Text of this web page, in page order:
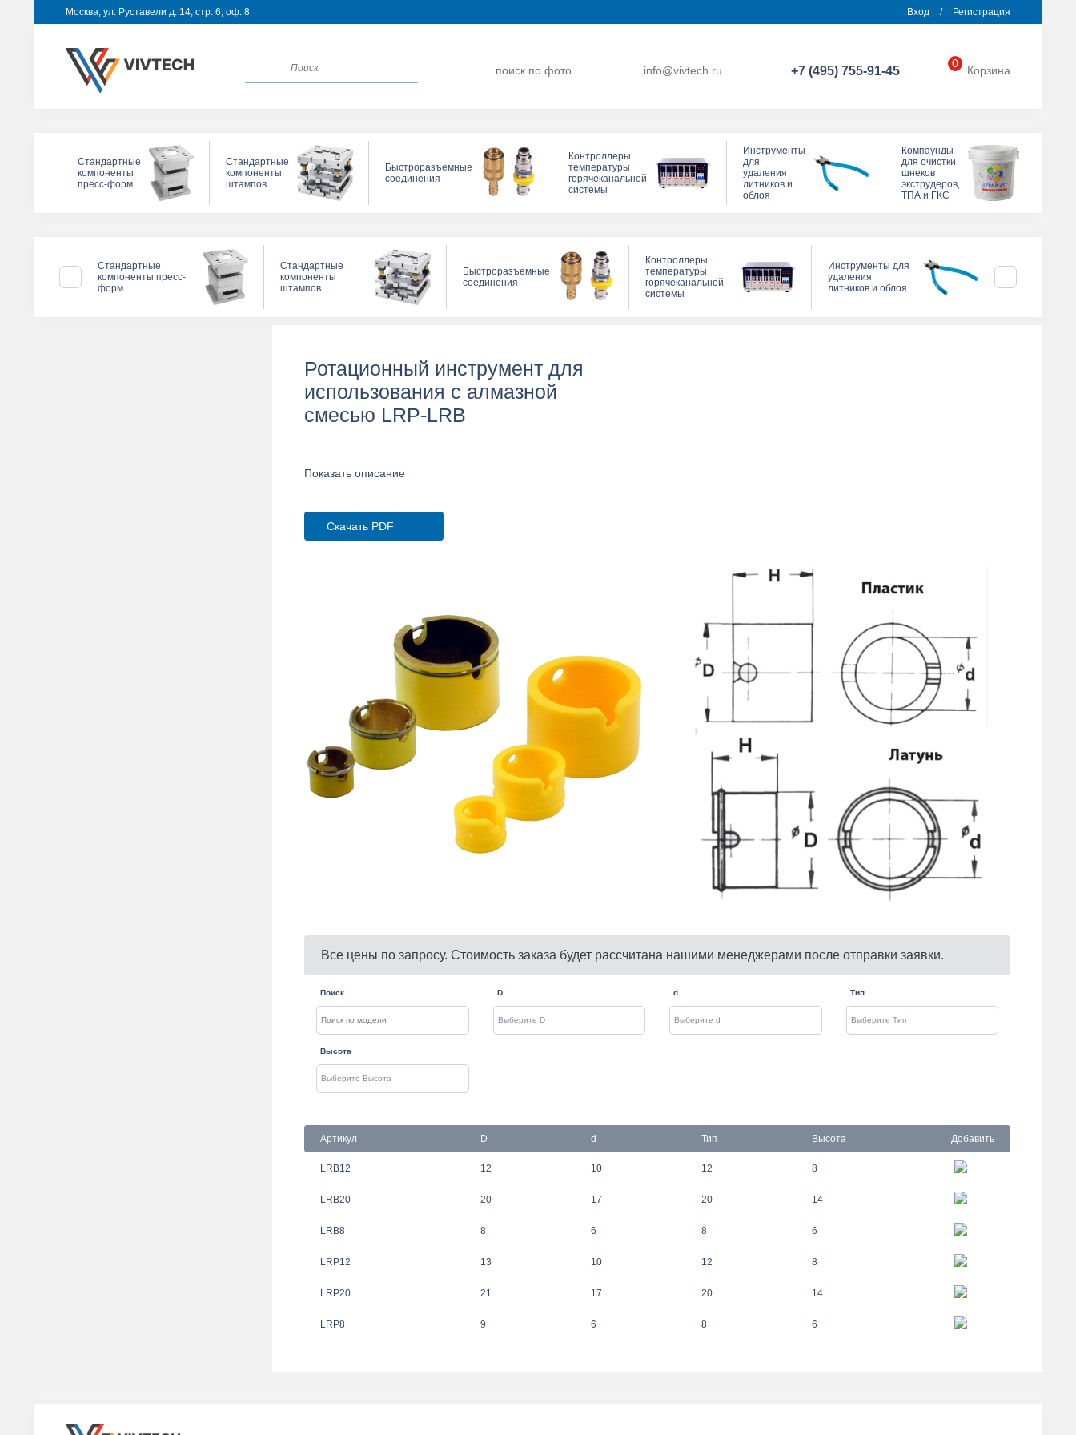
Москва, ул. Руставели д. 14, стр. 6, оф. 8 Вход / Регистрация
поиск по фото info@vivtech.ru +7 (495) 755-91-45
0
Корзина
Стандартные
компоненты
пресс-форм
Стандартные
компоненты
штампов
Быстроразъемные
соединения
Контроллеры
температуры
горячеканальной
системы
Инструменты
для
удаления
литников и
облоя
Компаунды
для очистки
шнеков
экструдеров,
ТПА и ГКС
Стандартные
компоненты пресс-
форм
Стандартные
компоненты
штампов
Быстроразъемные
соединения
Контроллеры
температуры
горячеканальной
системы
Инструменты для
удаления
литников и облоя
очистки
экструдеров,
Ротационный инструмент для
использования с алмазной
смесью LRP-LRB
Показать описание
Скачать PDF
Все цены по запросу. Стоимость заказа будет рассчитана нашими менеджерами после отправки заявки.
Поиск D d Тип
Высота
Артикул D d Тип Высота Добавить
LRB12 12 10 12 8
LRB20 20 17 20 14
LRB8 8 6 8 6
LRP12 13 10 12 8
LRP20 21 17 20 14
LRP8 9 6 8 6